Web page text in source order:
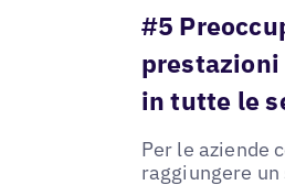
#5
in tutte le
Per le aziende
raggiungere un